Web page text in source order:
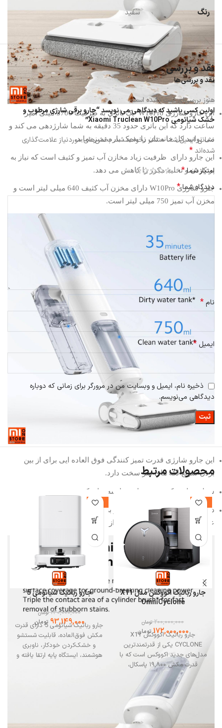
این جارو شارژی W10Pro یک باتری به ظرفیت 3700 میلی آمپر
ساعت دارد که این باتری حدود 35 دقیقه به شما شارژدهی می کند و
می توانید کل خانه تان را به یک باره تمیز نماید.
این جارو دارای ظرفیت زیاد مخازن آب تمیز و کثیف است که نیاز به
پر کردن و تخلیه مکرر را کاهش می دهد.
جارو شارژی W10Pro دارای مخزن آب کثیف 640 میلی لیتر است و
مخزن آب تمیز 750 میلی لیتر است.
این جارو شارژی قدرت تمیز کنندگی فوق العاده ایی برای از بین
بردن سریع لکه های سر سخت دارد.
سطح تماس یک برس سیلندر را سه برابر کنید
در مقایسه با نسل های قبلی جارو برقی شارژی های شیائومی
عملکرد بهتری برای تمیزی کف و از بین بردن لکه ها دارد.
رنگ سفید
نقد و بررسی
نقد و بررسی‌ها
هنوز بررسی‌ای ثبت نشده است.
اولین کسی باشید که دیدگاهی می نویسد “جارو برقی شارژی مرطوب و
خشک شیائومی Xiaomi Truclean W10Pro”
نشانی ایمیل شما منتشر نخواهد شد.بخش‌های موردنیاز علامت‌گذاری
شده‌اند*
امتیاز شما*
دیدگاه شما*
نام *
ایمیل *
ذخیره نام، ایمیل و وبسایت من در مرورگر برای زمانی که دوباره
دیدگاهی می‌نویسم.
محصولات مرتبط
-14%
جارو رباتیک اکووکس مدل X11
OmniCyclone
200,000,000 تومان
172,000,000 تومانجارو رباتیک اکووکس X11
CYCLONE یکی از قدرتمندترین
مدل‌های جدید اکووکس است که با
قدرت مکش ۱۹,۸۰۰ پاسکال،
نظافتی عمیق و مؤثر را روی انواع
سطوح از سرامیک و پارکت گرفته تا
cyclone با عملکرد دوگانه
جاروکشی و تی‌کشی، فناوری هوش
مصنوعی AIVI 3.0 و سیستم ناوبری
-28%
جارو رباتیک شیائومی 5
130,000,000 تومان
93,149,000 تومان
جارو رباتیک شیائومی 5 دارای قدرت
مکش فوق‌العاده، قابلیت شستشو
و خشک‌کردن خودکار، ناوبری
هوشمند، ایستگاه پایه ارتقا یافته و